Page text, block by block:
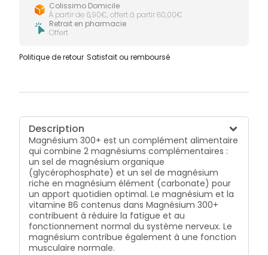
Colissimo Domicile
À partir de 6,90€, offert à partir 80,00€
Retrait en pharmacie
Offert
Politique de retour Satisfait ou remboursé
Description
Magnésium 300+ est un complément alimentaire
qui combine 2 magnésiums complémentaires :
un sel de magnésium organique
(glycérophosphate) et un sel de magnésium
riche en magnésium élément (carbonate) pour
un apport quotidien optimal. Le magnésium et la
vitamine B6 contenus dans Magnésium 300+
contribuent à réduire la fatigue et au
fonctionnement normal du système nerveux. Le
magnésium contribue également à une fonction
musculaire normale.